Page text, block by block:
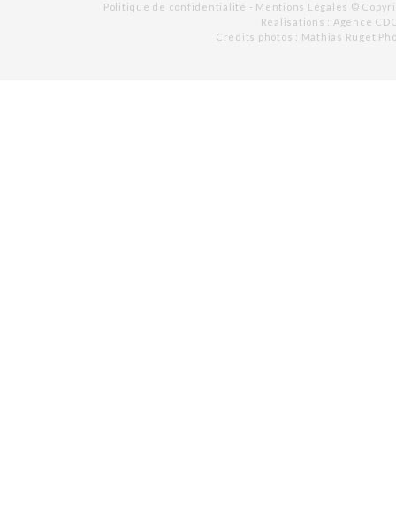
Politique de confidentialité - Mentions Légales ©
Réalisations : Agence
Crédits photos : Mathias Ruget